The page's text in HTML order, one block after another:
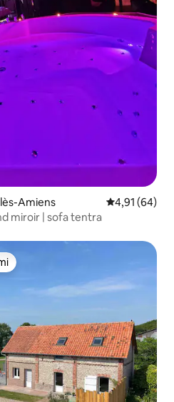
Amiens Priemerné
4,91 (64)
miroir | sofa tentra